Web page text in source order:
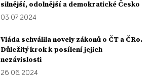
silnější, odolnější a demokratické Česko
03. 07. 2024
Vláda schválila novely zákonů o ČT a ČRo.
Důležitý krok k posílení jejich
nezávislosti
26. 06. 2024